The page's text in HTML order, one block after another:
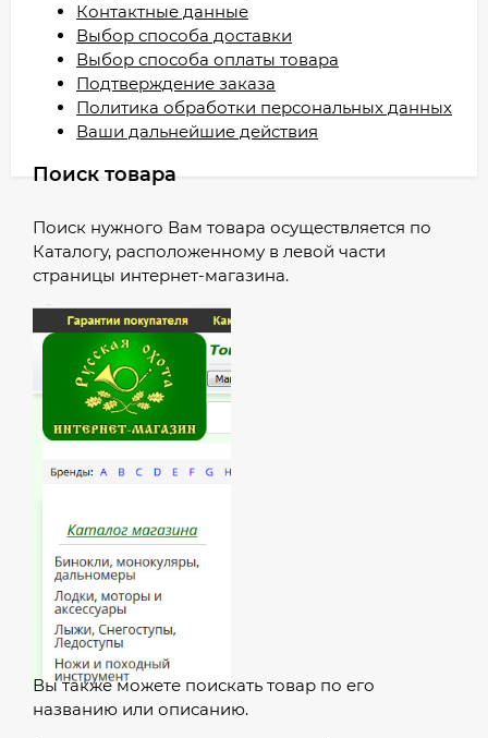
Контактные данные
Выбор способа доставки
Выбор способа оплаты товара
Подтверждение заказа
Политика обработки персональных данных
Ваши дальнейшие действия
Поиск товара
Поиск нужного Вам товара осуществляется по
Каталогу, расположенному в левой части
страницы интернет-магазина.
Вы также можете поискать товар по его
названию или описанию.